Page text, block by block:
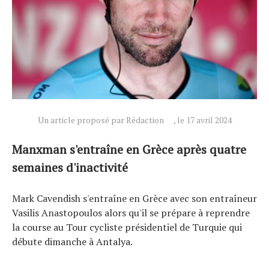
Un article proposé par Rédaction , le 17 avril 2024
Manxman s'entraîne en Grèce après quatre
semaines d'inactivité
Mark Cavendish s'entraîne en Grèce avec son entraîneur
Vasilis Anastopoulos alors qu'il se prépare à reprendre
la course au Tour cycliste présidentiel de Turquie qui
débute dimanche à Antalya.
Technologies
Tests de produits
Conseils